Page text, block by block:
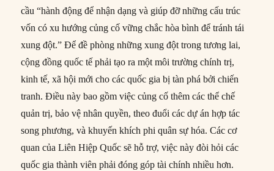
cầu “hành động để nhận dạng và giúp đỡ những cấu trúc
vốn có xu hướng củng cố vững chắc hòa bình để tránh tái
xung đột.” Để đề phòng những xung đột trong tương lai,
cộng đồng quốc tế phải tạo ra một môi trường chính trị,
kinh tế, xã hội mới cho các quốc gia bị tàn phá bởi chiến
tranh. Điều này bao gồm việc củng cố thêm các thể chế
quản trị, bảo vệ nhân quyền, theo đuổi các dự án hợp tác
song phương, và khuyến khích phi quân sự hóa. Các cơ
quan của Liên Hiệp Quốc sẽ hỗ trợ, việc này đòi hỏi các
quốc gia thành viên phải đóng góp tài chính nhiều hơn.